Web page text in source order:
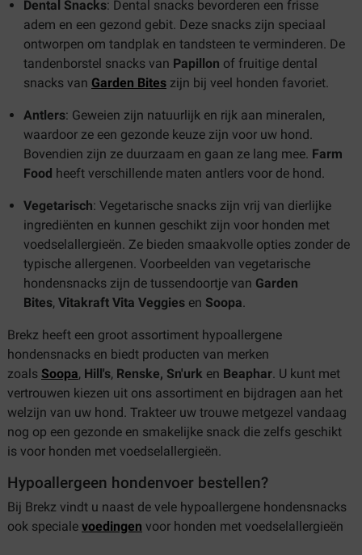
Dental Snacks: Dental snacks bevorderen een frisse
adem en een gezond gebit. Deze snacks zijn speciaal
ontworpen om tandplak en tandsteen te verminderen. De
tandenborstel snacks van Papillon of fruitige dental
snacks van Garden Bites zijn bij veel honden favoriet.
Antlers: Geweien zijn natuurlijk en rijk aan mineralen,
waardoor ze een gezonde keuze zijn voor uw hond.
Bovendien zijn ze duurzaam en gaan ze lang mee. Farm
Food heeft verschillende maten antlers voor de hond.
Vegetarisch: Vegetarische snacks zijn vrij van dierlijke
ingrediënten en kunnen geschikt zijn voor honden met
voedselallergieën. Ze bieden smaakvolle opties zonder de
typische allergenen. Voorbeelden van vegetarische
hondensnacks zijn de tussendoortje van Garden
Bites, Vitakraft Vita Veggies en Soopa.
Brekz heeft een groot assortiment hypoallergene
hondensnacks en biedt producten van merken
zoals Soopa, Hill's, Renske, Sn'urk en Beaphar. U kunt met
vertrouwen kiezen uit ons assortiment en bijdragen aan het
welzijn van uw hond. Trakteer uw trouwe metgezel vandaag
nog op een gezonde en smakelijke snack die zelfs geschikt
is voor honden met voedselallergieën.
Hypoallergeen hondenvoer bestellen?
Bij Brekz vindt u naast de vele hypoallergene hondensnacks
ook speciale voedingen voor honden met voedselallergieën